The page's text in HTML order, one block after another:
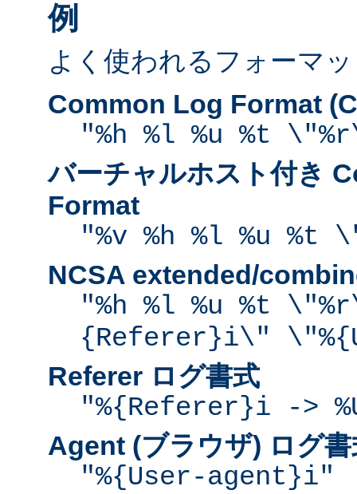
例
よく使われるフォーマ
Common Log Format
"%h %l %u %t
バーチャルホスト付き
Format
"%v %h %l %u %t
NCSA extended/
"%h %l %u %t
{Referer}i\"
Referer ログ書式
"%{Referer}i ->
Agent (ブラウザ) ログ書
"%{User-agent}i"